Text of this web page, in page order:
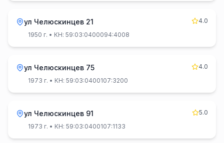
ул Челюскинцев 21
4.0
1950 г. • КН: 59:03:0400094:4008
ул Челюскинцев 75
4.0
1973 г. • КН: 59:03:0400107:3200
ул Челюскинцев 91
5.0
1973 г. • КН: 59:03:0400107:1133